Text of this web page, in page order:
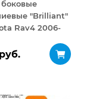
"Brilliant"
Rav4 2006-